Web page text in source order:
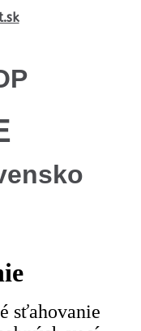
sťahovanie